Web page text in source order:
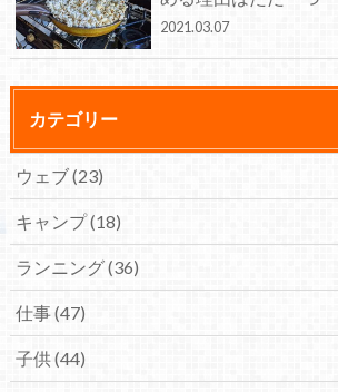
2021.03.07
カテゴリー
ウェブ(23)
キャンプ(18)
ランニング(36)
仕事(47)
子供(44)